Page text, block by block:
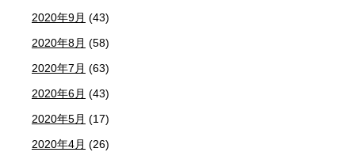
2020年9月 (43)
2020年8月 (58)
2020年7月 (63)
2020年6月 (43)
2020年5月 (17)
2020年4月 (26)